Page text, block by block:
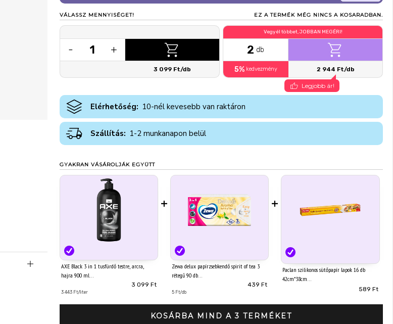
VÁLASSZ MENNYISÉGET! EZ A TERMÉK MÉG NINCS A KOSARADBAN.
- 1 +
3 099 Ft/db
Vegyél többet, JOBBAN MEGÉRI!
2 db
5% kedvezmény 2 944 Ft/db
Legjobb ár!
Elérhetőség: 10-nél kevesebb van raktáron
Szállítás: 1-2 munkanapon belül
GYAKRAN VÁSÁROLJÁK EGYÜTT
AXE Black 3 in 1 tusfürdő testre, arcra,
hajra 900 ml
3 099 Ft
3 443 Ft/liter
+
Zewa delux papírzsebkendő spirit of tea 3
rétegű 90 db
439 Ft
5 Ft/db
+
Paclan szilikonos sütőpapír lapok 16 db
42cm*38cm
589 Ft
KOSÁRBA MIND A 3 TERMÉKET